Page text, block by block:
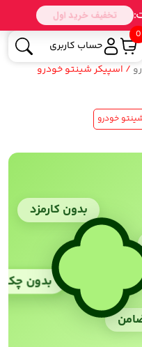
0
حساب کاربری
/ اسپیکر شینتو خودرو
بدون کارمزد
بدون چک